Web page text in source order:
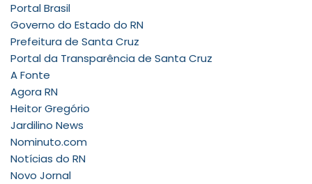
Portal Brasil
Governo do Estado do RN
Prefeitura de Santa Cruz
Portal da Transparência de Santa Cruz
A Fonte
Agora RN
Heitor Gregório
Jardilino News
Nominuto.com
Notícias do RN
Novo Jornal